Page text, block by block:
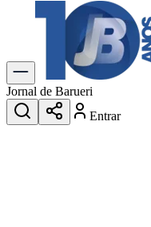
Explore Tudo
Últimas Notícias
Previsão do Tempo
Trânsito e Rotas
Dia a Dia & Lazer
Transportes
Gastronomia
Jornal de Barueri
Entrar